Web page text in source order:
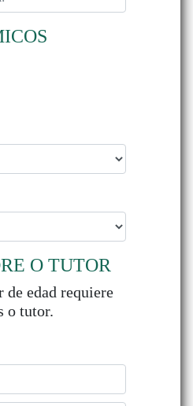
O TUTOR
de edad requiere
o tutor.